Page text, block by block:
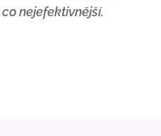
co nejefektivnější.